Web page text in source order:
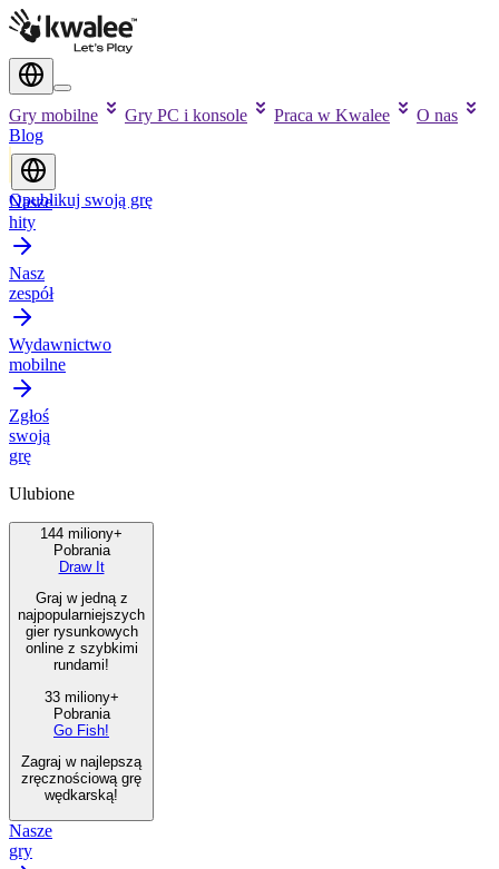
Gry mobilne Gry PC i konsole Praca w Kwalee
O nas
Blog
Opublikuj swoją grę
Nasze
hity
Nasz
zespół
Wydawnictwo
mobilne
Zgłoś
swoją
grę
Ulubione
144 miliony+
Pobrania
Draw It
Graj w jedną z
najpopularniejszych
gier rysunkowych
online z szybkimi
rundami!
33 miliony+
Pobrania
Go Fish!
Zagraj w najlepszą
zręcznościową grę
wędkarską!
Nasze
gry